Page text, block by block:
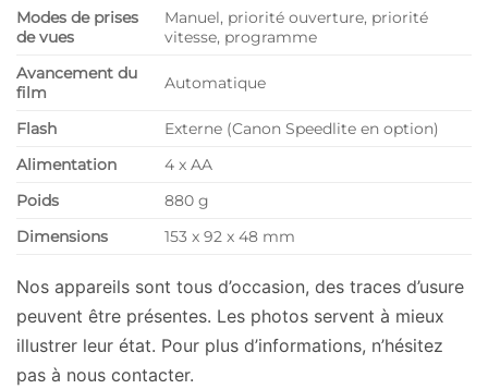
Modes de prises
de vues
Manuel, priorité ouverture, priorité
vitesse, programme
Avancement du
film
Automatique
Flash
Externe (Canon Speedlite en option)
Alimentation
4 x AA
Poids
880 g
Dimensions
153 x 92 x 48 mm
Nos appareils sont tous d’occasion, des traces d’usure
peuvent être présentes. Les photos servent à mieux
illustrer leur état. Pour plus d’informations, n’hésitez
pas à nous contacter.